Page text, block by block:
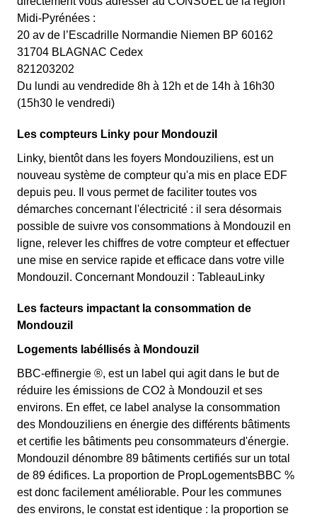
Midi-Pyrénées :
20 av de l’Escadrille Normandie Niemen BP 60162
31704 BLAGNAC Cedex
821203202
Du lundi au vendredide 8h à 12h et de 14h à 16h30
(15h30 le vendredi)
Les compteurs Linky pour Mondouzil
Linky, bientôt dans les foyers Mondouziliens, est un
nouveau système de compteur qu'a mis en place EDF
depuis peu. Il vous permet de faciliter toutes vos
démarches concernant l'électricité : il sera désormais
possible de suivre vos consommations à Mondouzil en
ligne, relever les chiffres de votre compteur et effectuer
une mise en service rapide et efficace dans votre ville
Mondouzil. Concernant Mondouzil : TableauLinky
Les facteurs impactant la consommation de
Mondouzil
Logements labéllisés à Mondouzil
BBC-effinergie ®, est un label qui agit dans le but de
réduire les émissions de CO2 à Mondouzil et ses
environs. En effet, ce label analyse la consommation
des Mondouziliens en énergie des différents bâtiments
et certifie les bâtiments peu consommateurs d'énergie.
Mondouzil dénombre 89 bâtiments certifiés sur un total
de 89 édifices. La proportion de PropLogementsBBC %
est donc facilement améliorable. Pour les communes
des environs, le constat est identique : la proportion se